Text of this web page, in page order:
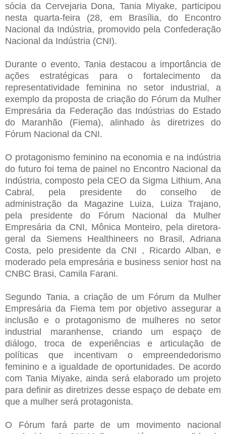
sócia da Cervejaria Dona, Tania Miyake, participou
nesta quarta-feira (28, em Brasília, do Encontro
Nacional da Indústria, promovido pela Confederação
Nacional da Indústria (CNI).
Durante o evento, Tania destacou a importância de
ações estratégicas para o fortalecimento da
representatividade feminina no setor industrial, a
exemplo da proposta de criação do Fórum da Mulher
Empresária da Federação das Indústrias do Estado
do Maranhão (Fiema), alinhado às diretrizes do
Fórum Nacional da CNI.
O protagonismo feminino na economia e na indústria
do futuro foi tema de painel no Encontro Nacional da
Indústria, composto pela CEO da Sigma Lithium, Ana
Cabral, pela presidente do conselho de
administração da Magazine Luiza, Luiza Trajano,
pela presidente do Fórum Nacional da Mulher
Empresária da CNI, Mônica Monteiro, pela diretora-
geral da Siemens Healthineers no Brasil, Adriana
Costa, pelo presidente da CNI , Ricardo Alban, e
moderado pela empresária e business senior host na
CNBC Brasi, Camila Farani.
Segundo Tania, a criação de um Fórum da Mulher
Empresária da Fiema tem por objetivo assegurar a
inclusão e o protagonismo de mulheres no setor
industrial maranhense, criando um espaço de
diálogo, troca de experiências e articulação de
políticas que incentivam o empreendedorismo
feminino e a igualdade de oportunidades. De acordo
com Tania Miyake, ainda será elaborado um projeto
para definir as diretrizes desse espaço de debate em
que a mulher será protagonista.
O Fórum fará parte de um movimento nacional